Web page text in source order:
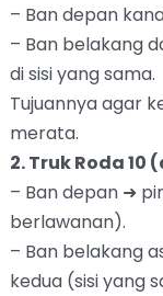
– Ban depan
– Ban belakang
di sisi yang sama.
Tujuannya agar
merata.
2. Truk Roda
– Ban depan ➜
berlawanan).
– Ban belakang
kedua (sisi yang